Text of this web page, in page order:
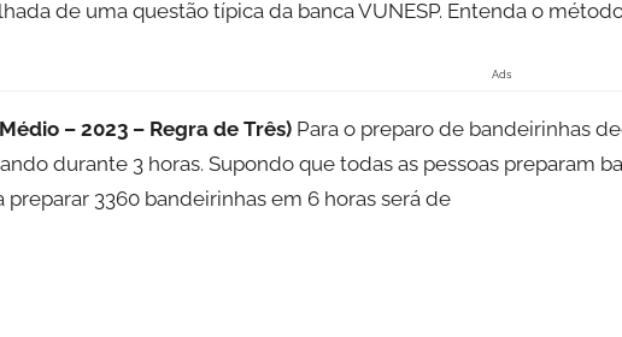
de uma questão típica da banca VUNESP. Entenda o
Ads
– 2023 – Regra de Três) Para o preparo de bandeirinhas
durante 3 horas. Supondo que todas as pessoas
preparar 3360 bandeirinhas em 6 horas será de